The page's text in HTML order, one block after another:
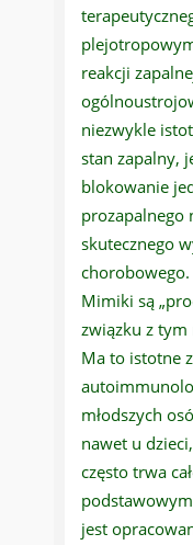
reakcji
niezwykle
stan zapalny,
blokowanie
prozapalnego
skutecznego
chorobowego.
Mimiki są
związku z tym
Ma to istotne
młodszych
nawet u
często trwa
jest